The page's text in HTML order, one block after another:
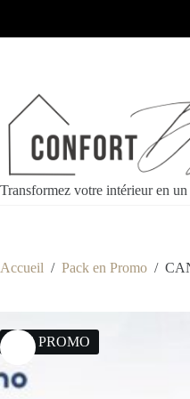
Transformez votre intérieur en
Accueil / Pack en Promo /
13% PROMO